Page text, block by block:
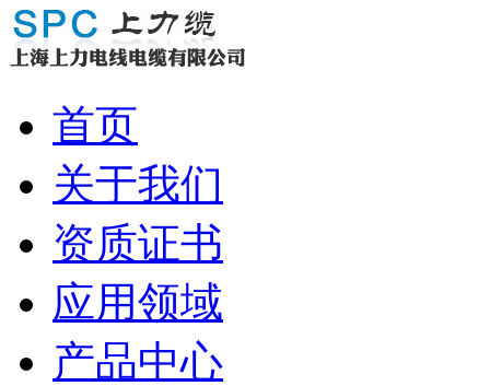
首页
关于我们
资质证书
应用领域
产品中心